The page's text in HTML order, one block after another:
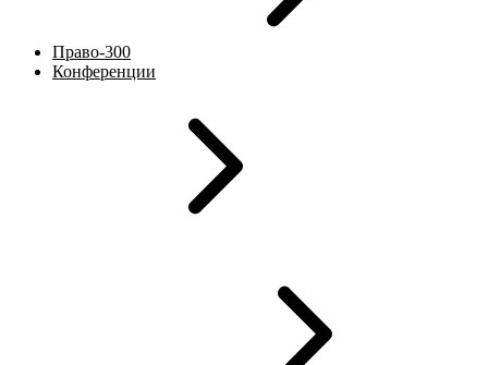
Право-300
Конференции